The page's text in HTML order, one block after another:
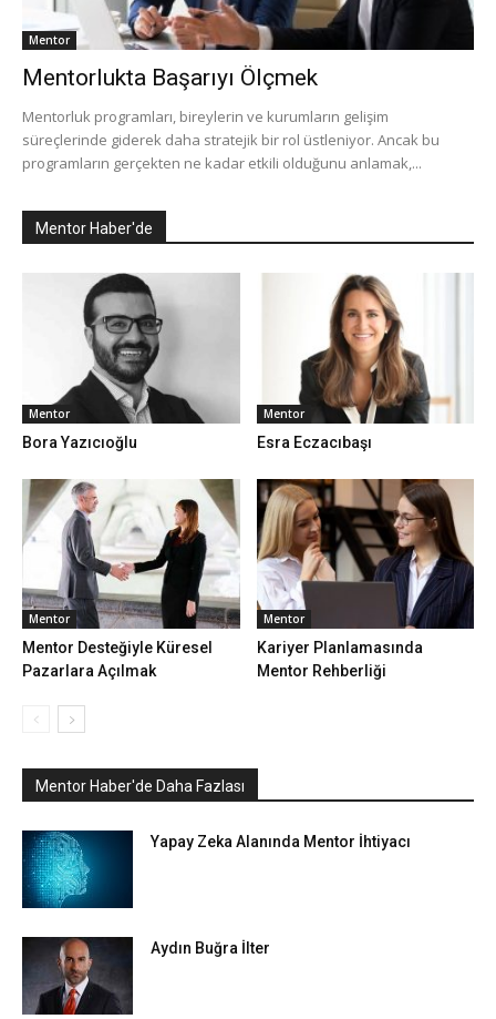
Mentor
Mentorlukta Başarıyı Ölçmek
Mentorluk programları, bireylerin ve kurumların gelişim
süreçlerinde giderek daha stratejik bir rol üstleniyor. Ancak bu
programların gerçekten ne kadar etkili olduğunu anlamak,...
Mentor Haber'de
Mentor
Bora Yazıcıoğlu
Mentor
Esra Eczacıbaşı
Mentor
Mentor Desteğiyle Küresel
Pazarlara Açılmak
Mentor
Kariyer Planlamasında
Mentor Rehberliği
Mentor Haber'de Daha Fazlası
Yapay Zeka Alanında Mentor İhtiyacı
Aydın Buğra İlter